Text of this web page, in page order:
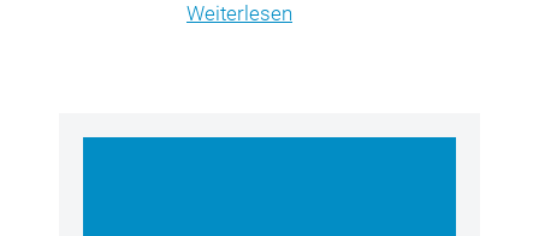
Weiterlesen